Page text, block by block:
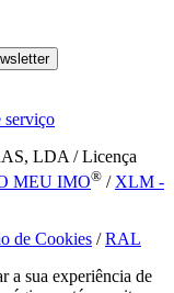
serviço
LDA / Licença
MEU IMO® / XLM -
de Cookies /RAL
a sua experiência de